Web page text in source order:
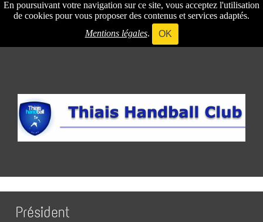
En poursuivant votre navigation sur ce site, vous acceptez l'utilisation
de cookies pour vous proposer des contenus et services adaptés.
Mentions légales. OK
Président